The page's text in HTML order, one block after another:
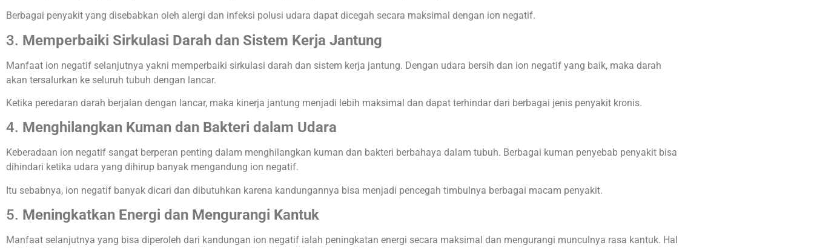
Berbagai penyakit yang disebabkan oleh alergi dan infeksi polusi udara dapat dicegah secara maksimal dengan ion negatif.
3. Memperbaiki Sirkulasi Darah dan Sistem Kerja Jantung
Manfaat ion negatif selanjutnya yakni memperbaiki sirkulasi darah dan sistem kerja jantung. Dengan udara bersih dan ion negatif yang baik, maka darah
akan tersalurkan ke seluruh tubuh dengan lancar.
Ketika peredaran darah berjalan dengan lancar, maka kinerja jantung menjadi lebih maksimal dan dapat terhindar dari berbagai jenis penyakit kronis.
4. Menghilangkan Kuman dan Bakteri dalam Udara
Keberadaan ion negatif sangat berperan penting dalam menghilangkan kuman dan bakteri berbahaya dalam tubuh. Berbagai kuman penyebab penyakit bisa
dihindari ketika udara yang dihirup banyak mengandung ion negatif.
Itu sebabnya, ion negatif banyak dicari dan dibutuhkan karena kandungannya bisa menjadi pencegah timbulnya berbagai macam penyakit.
5. Meningkatkan Energi dan Mengurangi Kantuk
Manfaat selanjutnya yang bisa diperoleh dari kandungan ion negatif ialah peningkatan energi secara maksimal dan mengurangi munculnya rasa kantuk. Hal